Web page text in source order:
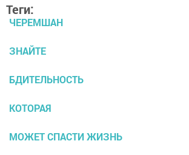
Теги:
ЧЕРЕМШАН
ЗНАЙТЕ
БДИТЕЛЬНОСТЬ
КОТОРАЯ
МОЖЕТ СПАСТИ ЖИЗНЬ